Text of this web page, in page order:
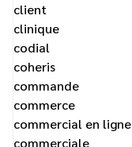
client
clinique
codial
coheris
commande
commerce
commercial en ligne
commerciale